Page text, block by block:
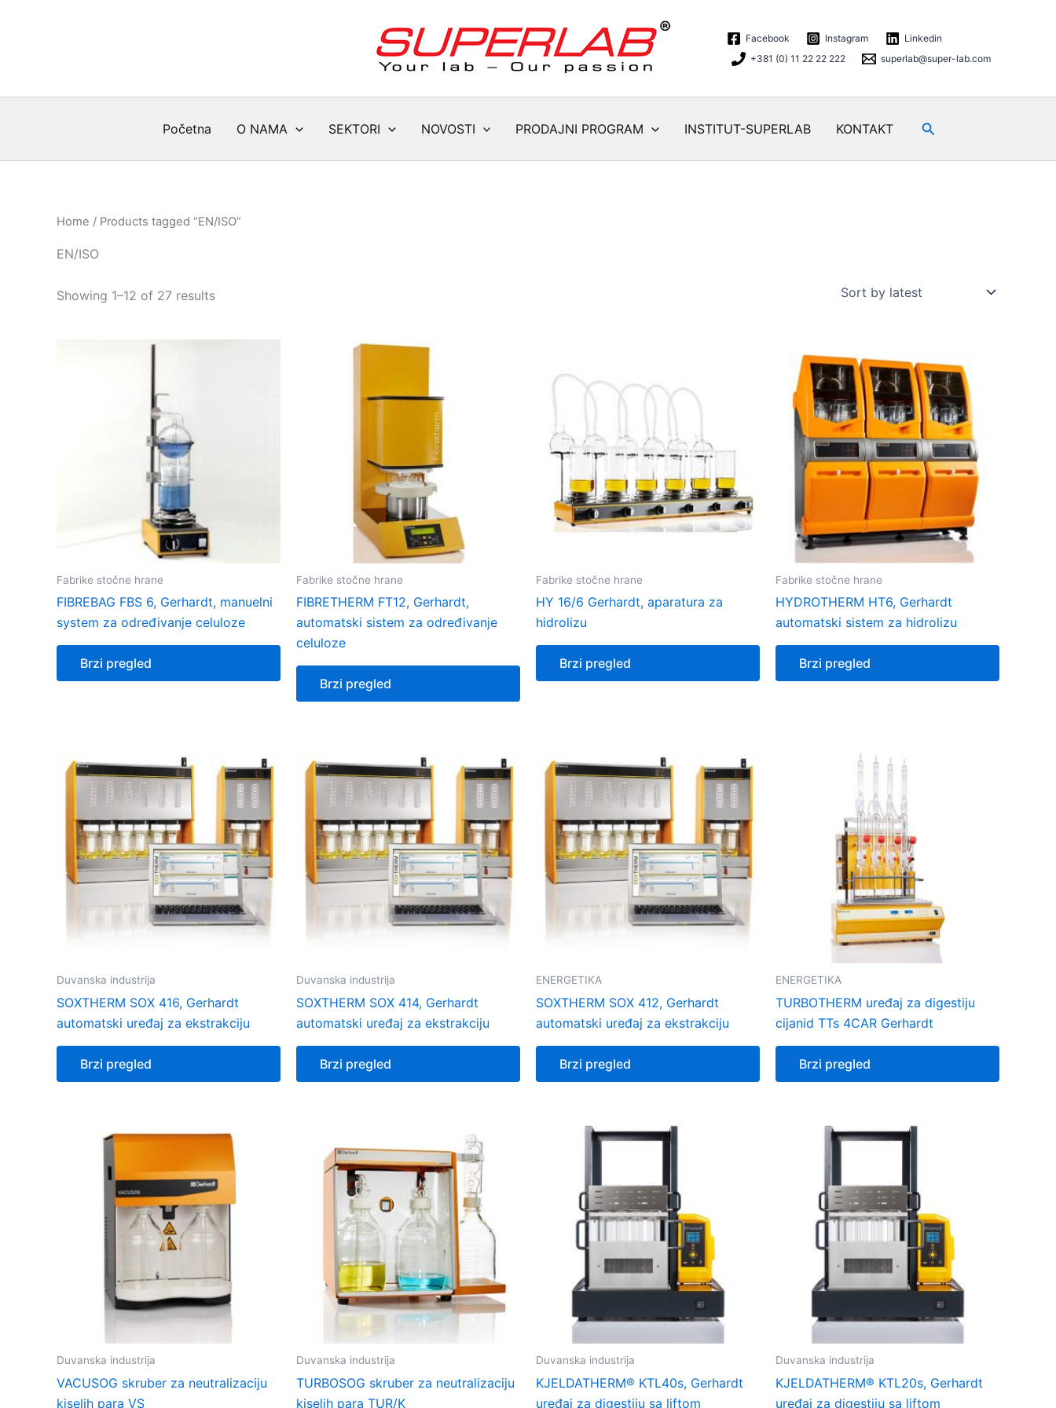
Facebook Instagram
Linkedin
+381 (0) 11 22 22 222
superlab@super-lab.com
Početna O NAMA SEKTORI NOVOSTI PRODAJNI PROGRAM INSTITUT-SUPERLAB KONTAKT Search
Home / Products tagged “EN/ISO”
EN/ISO
Showing 1–12 of 27 resultsSorted
Fabrike stočne hrane
FIBREBAG FBS 6, Gerhardt, manuelni
system za određivanje celuloze
Brzi pregled
Fabrike stočne hrane
FIBRETHERM FT12, Gerhardt,
automatski sistem za određivanje
celuloze
Brzi pregled
Fabrike stočne hrane
HY 16/6 Gerhardt, aparatura za
hidrolizu
Brzi pregled
Fabrike stočne hrane
HYDROTHERM HT6, Gerhardt
automatski sistem za hidrolizu
Brzi pregled
Duvanska industrija
SOXTHERM SOX 416, Gerhardt
automatski uređaj za ekstrakciju
Brzi pregled
Duvanska industrija
SOXTHERM SOX 414, Gerhardt
automatski uređaj za ekstrakciju
Brzi pregled
ENERGETIKA
SOXTHERM SOX 412, Gerhardt
automatski uređaj za ekstrakciju
Brzi pregled
ENERGETIKA
TURBOTHERM uređaj za digestiju
cijanid TTs 4CAR Gerhardt
Brzi pregled
Duvanska industrija
VACUSOG skruber za neutralizaciju
kiselih para VS
Duvanska industrija
TURBOSOG skruber za neutralizaciju
kiselih para TUR/K
Duvanska industrija
KJELDATHERM® KTL40s, Gerhardt
uređaj za digestiju sa liftom
Duvanska industrija
KJELDATHERM® KTL20s, Gerhardt
uređaj za digestiju sa liftom